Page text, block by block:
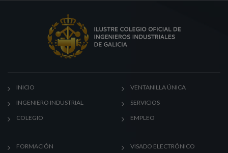
INICIO
INGENIERO INDUSTRIAL
COLEGIO
VENTANILLA ÚNICA
SERVICIOS
EMPLEO
FORMACIÓN VISADO ELECTRÓNICO